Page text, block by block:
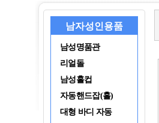
남자성인용품
남성명품관
리얼돌
남성홀컵
자동핸드잡(홀)
대형 바디 자동